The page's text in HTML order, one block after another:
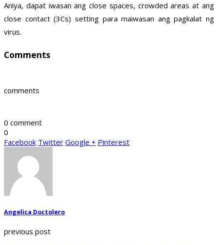
Aniya, dapat iwasan ang close spaces, crowded areas at ang
close contact (3Cs) setting para maiwasan ang pagkalat ng
virus.
Comments
comments
0 comment
0
Facebook Twitter Google + Pinterest
Angelica Doctolero
previous post